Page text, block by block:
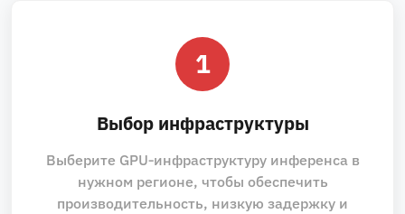
1
Выбор инфраструктуры
Выберите GPU‑инфраструктуру инференса в
нужном регионе, чтобы обеспечить
производительность, низкую задержку и